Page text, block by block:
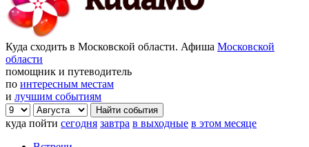
Куда сходить в Московской области. Афиша Московской
области
помощник и путеводитель
по интересным местам
и лучшим событиям
куда пойти сегодня завтра в выходные в этом месяце